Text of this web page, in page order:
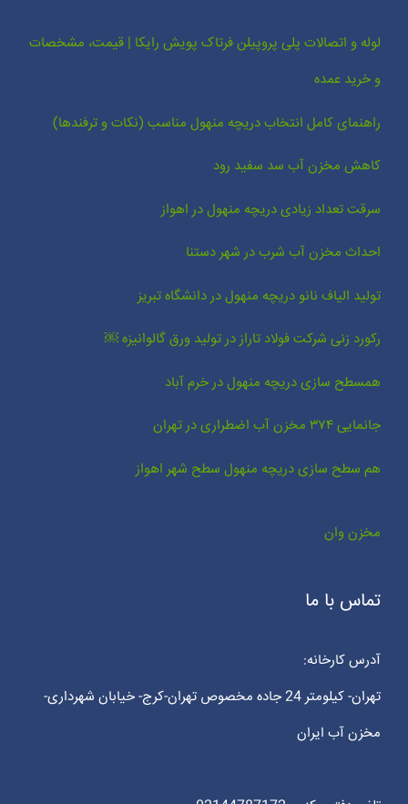
لوله و اتصالات پلی پروپیلن فرتاک پویش رایکا | قیمت، مشخصات
و خرید عمده
راهنمای کامل انتخاب دریچه منهول مناسب (نکات و ترفندها)
کاهش مخزن آب سد سفید رود
سرقت تعداد زیادی دریچه منهول در اهواز
احداث مخزن آب شرب در شهر دستنا
تولید الیاف نانو دریچه منهول در دانشگاه تبریز
رکورد زنی شرکت فولاد تاراز در تولید ورق گالوانیزه ￼
همسطح سازی دریچه منهول در خرم آباد
جانمایی ۳۷۴ مخزن آب اضطراری در تهران
هم سطح سازی دریچه منهول سطح شهر اهواز
مخزن وان
تماس با ما
آدرس کارخانه:
تهران- کیلومتر 24 جاده مخصوص تهران-کرج- خیابان شهرداری-
مخزن آب ایران